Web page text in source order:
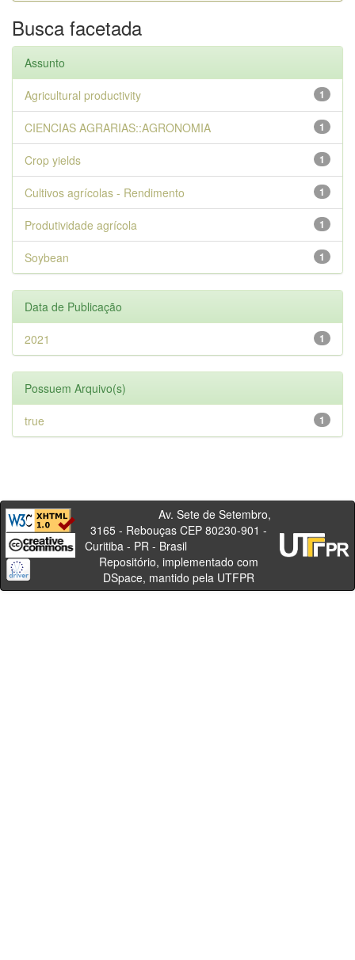
Busca facetada
Assunto
1
Agricultural productivity
1
CIENCIAS AGRARIAS::AGRONOMIA
1
Crop yields
1
Cultivos agrícolas - Rendimento
1
Produtividade agrícola
1
Soybean
Data de Publicação
1
2021
Possuem Arquivo(s)
1
true
Av. Sete de Setembro,
3165 - Rebouças CEP 80230-901 -
Curitiba - PR - Brasil
Repositório, implementado com
DSpace, mantido pela UTFPR